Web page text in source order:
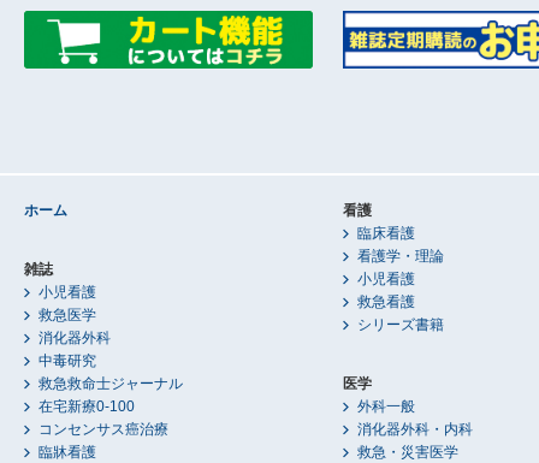
ホーム
雑誌
小児看護
救急医学
消化器外科
中毒研究
救急救命士ジャーナル
在宅新療0-100
コンセンサス癌治療
臨牀看護
看護
臨床看護
看護学・理論
小児看護
救急看護
シリーズ書籍
医学
外科一般
消化器外科・内科
救急・災害医学